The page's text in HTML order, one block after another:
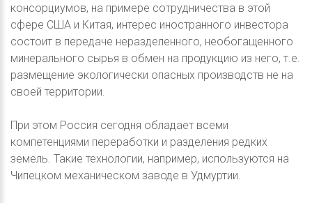
консорциумов, на примере сотрудничества в этой
сфере США и Китая, интерес иностранного инвестора
состоит в передаче неразделенного, необогащенного
минерального сырья в обмен на продукцию из него, т.е.
размещение экологически опасных производств не на
своей территории.
При этом Россия сегодня обладает всеми
компетенциями переработки и разделения редких
земель. Такие технологии, например, используются на
Чипецком механическом заводе в Удмуртии.